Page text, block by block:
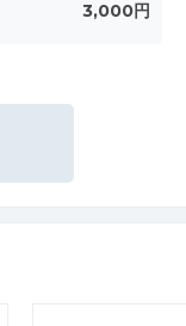
3,000円